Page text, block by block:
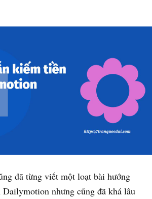
đã từng viết một loạt bài hướng
nhưng cũng đã khá lâu